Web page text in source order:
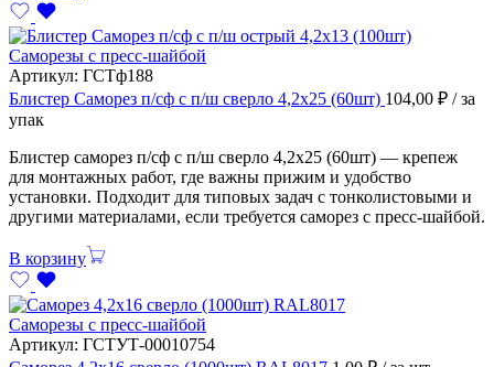
Саморезы с пресс-шайбой
Артикул: ГСТф188
Блистер Саморез п/сф с п/ш сверло 4,2х25 (60шт) 104,00 ₽ / за
упак
Блистер саморез п/сф с п/ш сверло 4,2х25 (60шт) — крепеж
для монтажных работ, где важны прижим и удобство
установки. Подходит для типовых задач с тонколистовыми и
другими материалами, если требуется саморез с пресс-шайбой.
В корзину
Саморезы с пресс-шайбой
Артикул: ГСТУТ-00010754